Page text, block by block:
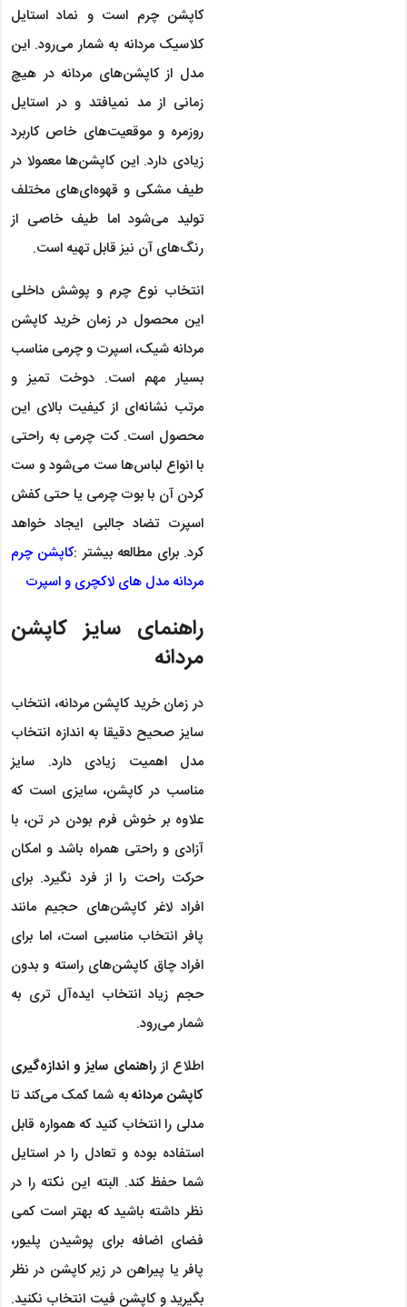
کاپشن چرم است و نماد استایل
کلاسیک مردانه به شمار می‌رود. این
مدل از کاپشن‌های مردانه در هیچ
زمانی از مد نمی‏افتد و در استایل
روزمره و موقعیت‌های خاص کاربرد
زیادی دارد. این کاپشن‌ها معمولا در
طیف مشکی و قهوه‌ای‌های مختلف
تولید می‌شود اما طیف خاصی از
رنگ‌های آن نیز قابل تهیه است.
انتخاب نوع چرم و پوشش داخلی
این محصول در زمان خرید کاپشن
مردانه شیک، اسپرت و چرمی مناسب
بسیار مهم است. دوخت تمیز و
مرتب نشانه‌ای از کیفیت بالای این
محصول است. کت چرمی به راحتی
با انواع لباس‌ها ست می‌شود و ست
کردن آن با بوت چرمی یا حتی کفش
اسپرت تضاد جالبی ایجاد خواهد
کرد. برای مطالعه بیشتر :کاپشن چرم
مردانه مدل های لاکچری و اسپرت
راهنمای سایز کاپشن
مردانه
در زمان خرید کاپشن مردانه، انتخاب
سایز صحیح دقیقا به اندازه انتخاب
مدل اهمیت زیادی دارد. سایز
مناسب در کاپشن، سایزی است که
علاوه بر خوش فرم بودن در تن، با
آزادی و راحتی همراه باشد و امکان
حرکت راحت را از فرد نگیرد. برای
افراد لاغر کاپشن‌های حجیم مانند
پافر انتخاب مناسبی است، اما برای
افراد چاق کاپشن‌های راسته و بدون
حجم زیاد انتخاب ایده‌آل تری به
شمار می‌رود.
اطلاع ازراهنمای سایز و اندازه‌گیری
کاپشن مردانهبه شما کمک می‌کند تا
مدلی را انتخاب کنید که همواره قابل
استفاده بوده و تعادل را در استایل
شما حفظ کند. البته این نکته را در
نظر داشته باشید که بهتر است کمی
فضای اضافه برای پوشیدن پلیور،
پافر یا پیراهن در زیر کاپشن در نظر
بگیرید و کاپشن فیت انتخاب نکنید.